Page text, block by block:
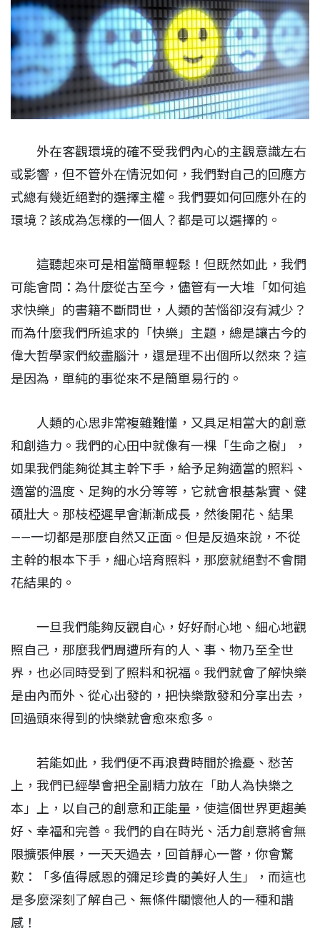
外在客觀環境的確不受我們內心的主觀意識左右
或影響，但不管外在情況如何，我們對自己的回應方
式總有幾近絕對的選擇主權。我們要如何回應外在的
環境？該成為怎樣的一個人？都是可以選擇的。
這聽起來可是相當簡單輕鬆！但既然如此，我們
可能會問：為什麼從古至今，儘管有一大堆「如何追
求快樂」的書籍不斷問世，人類的苦惱卻沒有減少？
而為什麼我們所追求的「快樂」主題，總是讓古今的
偉大哲學家們絞盡腦汁，還是理不出個所以然來？這
是因為，單純的事從來不是簡單易行的。
人類的心思非常複雜難懂，又具足相當大的創意
和創造力。我們的心田中就像有一棵「生命之樹」，
如果我們能夠從其主幹下手，給予足夠適當的照料、
適當的溫度、足夠的水分等等，它就會根基紮實、健
碩壯大。那枝椏遲早會漸漸成長，然後開花、結果
——一切都是那麼自然又正面。但是反過來說，不從
主幹的根本下手，細心培育照料，那麼就絕對不會開
花結果的。
一旦我們能夠反觀自心，好好耐心地、細心地觀
照自己，那麼我們周遭所有的人、事、物乃至全世
界，也必同時受到了照料和祝福。我們就會了解快樂
是由內而外、從心出發的，把快樂散發和分享出去，
回過頭來得到的快樂就會愈來愈多。
若能如此，我們便不再浪費時間於擔憂、愁苦
上，我們已經學會把全副精力放在「助人為快樂之
本」上，以自己的創意和正能量，使這個世界更趨美
好、幸福和完善。我們的自在時光、活力創意將會無
限擴張伸展，一天天過去，回首靜心一瞥，你會驚
歎：「多值得感恩的彌足珍貴的美好人生」，而這也
是多麼深刻了解自己、無條件關懷他人的一種和諧
感！